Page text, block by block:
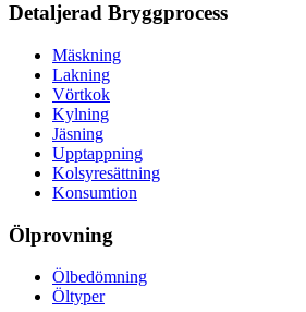
Detaljerad Bryggprocess
Mäskning
Lakning
Vörtkok
Kylning
Jäsning
Upptappning
Kolsyresättning
Konsumtion
Ölprovning
Ölbedömning
Öltyper